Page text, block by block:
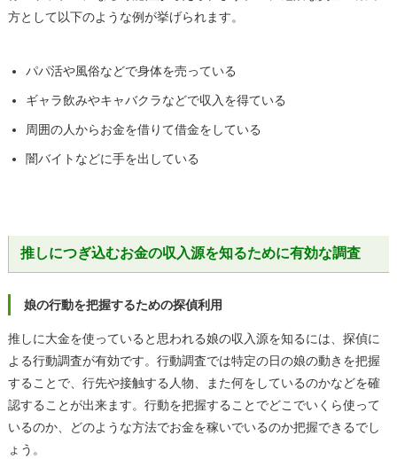
方として以下のような例が挙げられます。
パパ活や風俗などで身体を売っている
ギャラ飲みやキャバクラなどで収入を得ている
周囲の人からお金を借りて借金をしている
闇バイトなどに手を出している
推しにつぎ込むお金の収入源を知るために有効な調査
娘の行動を把握するための探偵利用
推しに大金を使っていると思われる娘の収入源を知るには、探偵に
よる行動調査が有効です。行動調査では特定の日の娘の動きを把握
することで、行先や接触する人物、また何をしているのかなどを確
認することが出来ます。行動を把握することでどこでいくら使って
いるのか、どのような方法でお金を稼いでいるのか把握できるでし
ょう。